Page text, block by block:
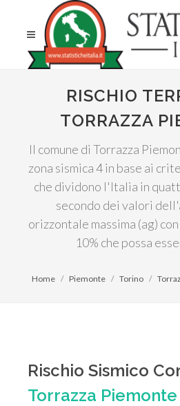
RISCHIO
TORRAZZA
Il comune di Torrazza
zona sismica 4 in base ai
che dividono l'Italia in
secondo dei valori
orizzontale massima (ag)
10% che possa
Home Piemonte Torino
Rischio Sismico
Torrazza Piemonte